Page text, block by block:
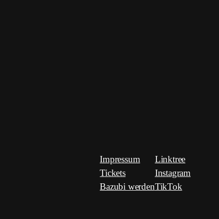
Impressum
Tickets
Bazubi werden
Linktree
Instagram
TikTok